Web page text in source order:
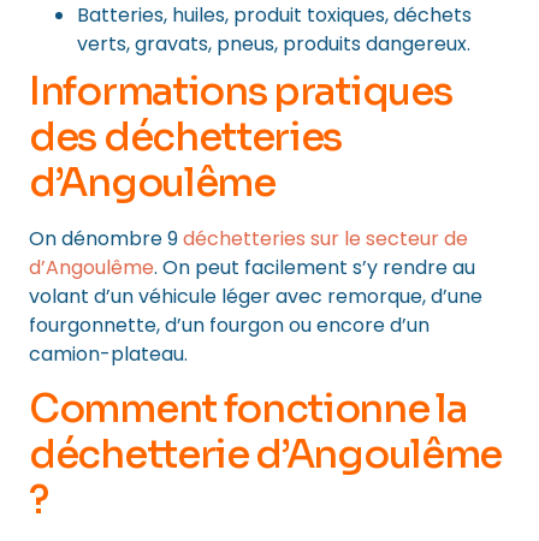
Batteries, huiles, produit toxiques, déchets
verts, gravats, pneus, produits dangereux.
Informations pratiques
des déchetteries
d’Angoulême
On dénombre 9déchetteries sur le secteur de
d’Angoulême. On peut facilement s’y rendre au
volant d’un véhicule léger avec remorque, d’une
fourgonnette, d’un fourgon ou encore d’un
camion-plateau.
Comment fonctionne la
déchetterie d’Angoulême
?